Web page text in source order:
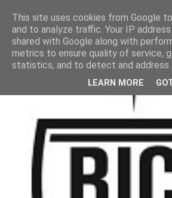
This site uses cookies from Google
and to analyze traffic. Your IP
shared with Google along with
metrics to ensure quality of service,
statistics, and to detect and address
LEARN MORE